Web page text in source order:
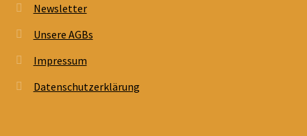
Newsletter
Unsere AGBs
Impressum
Datenschutzerklärung